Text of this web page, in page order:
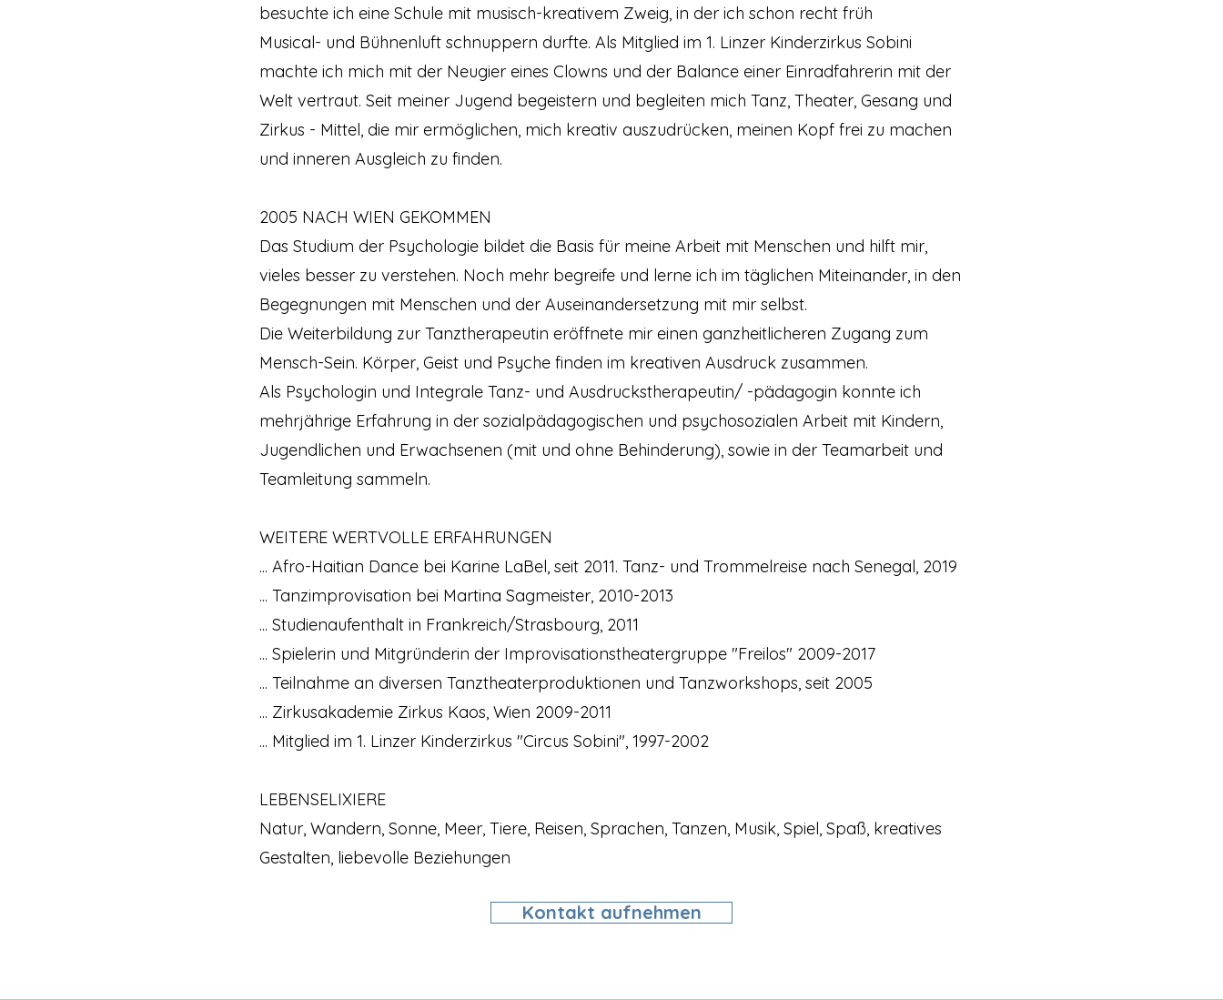
besuchte ich eine Schule mit musisch-kreativem Zweig, in der ich schon recht früh
Musical- und Bühnenluft schnuppern durfte. Als Mitglied im 1. Linzer Kinderzirkus Sobini
machte ich mich mit der Neugier eines Clowns und der Balance einer Einradfahrerin mit der
Welt vertraut. Seit meiner Jugend begeistern und begleiten mich Tanz, Theater, Gesang und
Zirkus - Mittel, die mir ermöglichen, mich kreativ auszudrücken, meinen Kopf frei zu machen
und inneren Ausgleich zu finden.
2005 NACH WIEN GEKOMMEN
Das Studium der Psychologie bildet die Basis für meine Arbeit mit Menschen und hilft mir,
vieles besser zu verstehen. Noch mehr begreife und lerne ich im täglichen Miteinander, in den
Begegnungen mit Menschen und der Auseinandersetzung mit mir selbst.
Die Weiterbildung zur Tanztherapeutin eröffnete mir einen ganzheitlicheren Zugang zum
Mensch-Sein. Körper, Geist und Psyche finden im kreativen Ausdruck zusammen.
Als Psychologin und Integrale Tanz- und Ausdruckstherapeutin/ -pädagogin konnte ich
mehrjährige Erfahrung in der sozialpädagogischen und psychosozialen Arbeit mit Kindern,
Jugendlichen und Erwachsenen (mit und ohne Behinderung), sowie in der Teamarbeit und
Teamleitung sammeln.
WEITERE WERTVOLLE ERFAHRUNGEN
... Afro-Haitian Dance bei Karine LaBel, seit 2011. Tanz- und Trommelreise nach Senegal, 2019
... Tanzimprovisation bei Martina Sagmeister, 2010-2013
... Studienaufenthalt in Frankreich/Strasbourg, 2011
... Spielerin und Mitgründerin der Improvisationstheatergruppe "Freilos" 2009-2017
... Teilnahme an diversen Tanztheaterproduktionen und Tanzworkshops, seit 2005
... Zirkusakademie Zirkus Kaos, Wien 2009-2011
... Mitglied im 1. Linzer Kinderzirkus "Circus Sobini", 1997-2002
LEBENSELIXIERE
Natur, Wandern, Sonne, Meer, Tiere, Reisen, Sprachen, Tanzen, Musik, Spiel, Spaß, kreatives
Gestalten, liebevolle Beziehungen
Kontakt aufnehmen